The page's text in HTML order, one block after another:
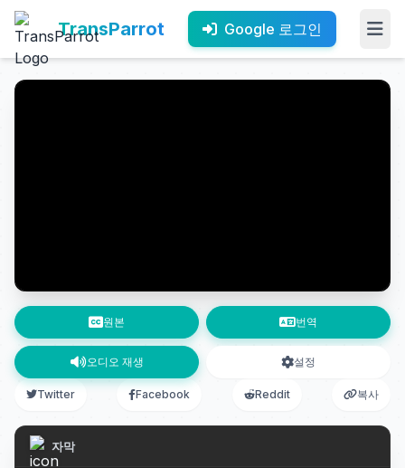
TransParrot Google 로그인
원본 번역
오디오 재생 설정
Twitter Facebook Reddit 복사
자막